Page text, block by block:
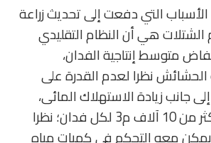
الأسباب التي دفعت إلى تحديث زراعة
هي أن النظام التقليدي
متوسط إنتاجية الفدان،
نظرا لعدم القدرة على
جانب زيادة الاستهلاك المائى،
والذى يصل إلى أكثر من 10 آلاف م3 لكل فدان؛ نظرا
يمكن معه التحكم في كميات مياه